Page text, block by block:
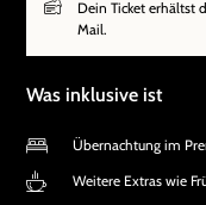
Dein Ticket erhältst
Mail.
Was inklusive ist
Übernachtung im
Weitere Extras wie